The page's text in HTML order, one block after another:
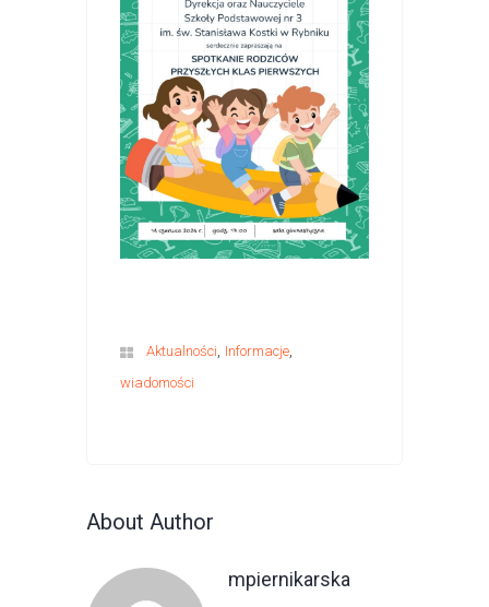
Aktualności, Informacje,
wiadomości
About Author
mpiernikarska